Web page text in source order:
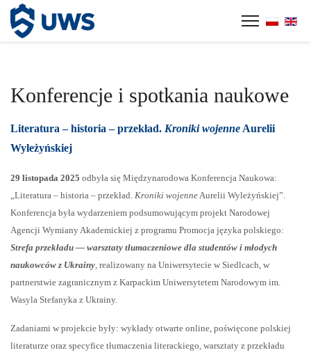
Panel zarządzania plikami cookies
Konferencje i spotkania naukowe
Literatura – historia – przekład. Kroniki wojenne Aurelii
Wyleżyńskiej
29 listopada 2025 odbyła się Międzynarodowa Konferencja Naukowa:
„Literatura – historia – przekład. Kroniki wojenneAurelii Wyleżyńskiej”.
Konferencja była wydarzeniem podsumowującym projekt Narodowej
Agencji Wymiany Akademickiej z programu Promocja języka polskiego:
Strefa przekładu — warsztaty tłumaczeniowe dla studentów i młodych
naukowców z Ukrainy, realizowany na Uniwersytecie w Siedlcach, w
partnerstwie zagranicznym z Karpackim Uniwersytetem Narodowym im.
Wasyla Stefanyka z Ukrainy.
Zadaniami w projekcie były: wykłady otwarte online, poświęcone polskiej
literaturze oraz specyfice tłumaczenia literackiego, warsztaty z przekładu